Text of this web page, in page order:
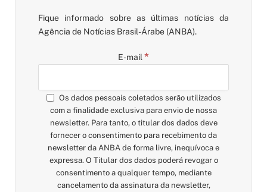
Fique informado sobre as últimas notícias da
Agência de Notícias Brasil-Árabe (ANBA).
E-mail *
Os dados pessoais coletados serão utilizados
com a finalidade exclusiva para envio de nossa
newsletter. Para tanto, o titular dos dados deve
fornecer o consentimento para recebimento da
newsletter da ANBA de forma livre, inequívoca e
expressa. O Titular dos dados poderá revogar o
consentimento a qualquer tempo, mediante
cancelamento da assinatura da newsletter,